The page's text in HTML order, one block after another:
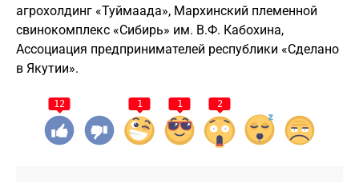
агрохолдинг «Туймаада», Мархинский племенной
свинокомплекс «Сибирь» им. В.Ф. Кабохина,
Ассоциация предпринимателей республики «Сделано
в Якутии».
12 1 1 2